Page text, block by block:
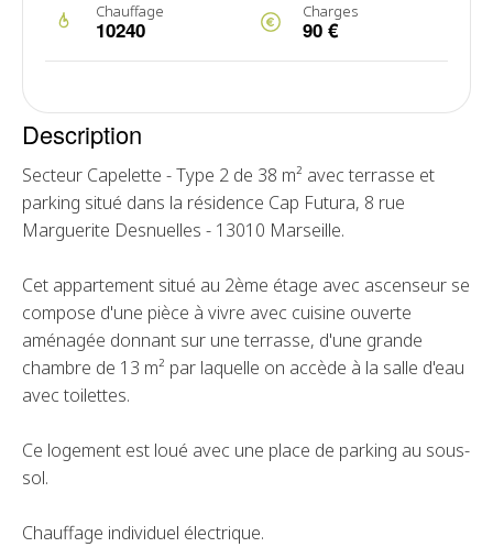
Chauffage
10240
Charges
90 €
Description
Secteur Capelette - Type 2 de 38 m² avec terrasse et
parking situé dans la résidence Cap Futura, 8 rue
Marguerite Desnuelles - 13010 Marseille.
Cet appartement situé au 2ème étage avec ascenseur se
compose d'une pièce à vivre avec cuisine ouverte
aménagée donnant sur une terrasse, d'une grande
chambre de 13 m² par laquelle on accède à la salle d'eau
avec toilettes.
Ce logement est loué avec une place de parking au sous-
sol.
Chauffage individuel électrique.